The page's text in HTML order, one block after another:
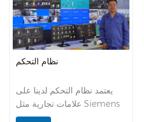
نظام التحكم
يعتمد نظام التحكم لدينا على
علامات تجارية مثل Siemens
أو ABB أو Supcon أو